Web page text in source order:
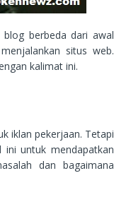
berbeda dari awal
situs web.
kalimat ini.
iklan pekerjaan. Tetapi
ini untuk mendapatkan
dan bagaimana